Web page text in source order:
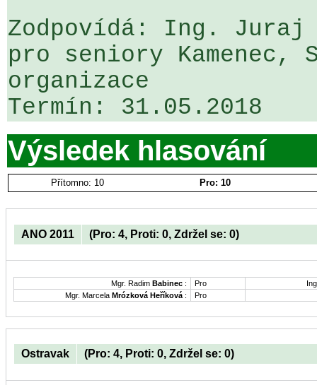
Zodpovídá: Ing. Juraj
pro seniory Kamenec,
organizace
Výsledek hlasování
Přítomno: 10 Pro: 10
ANO 2011 (Pro: 4, Proti: 0, Zdržel se: 0)
Mgr. Radim Babinec : Pro
Mgr. Marcela Mrózková Heříková : Pro
Ostravak (Pro: 4, Proti: 0, Zdržel se: 0)